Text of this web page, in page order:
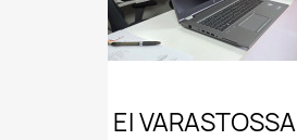
EI VARASTOSSA